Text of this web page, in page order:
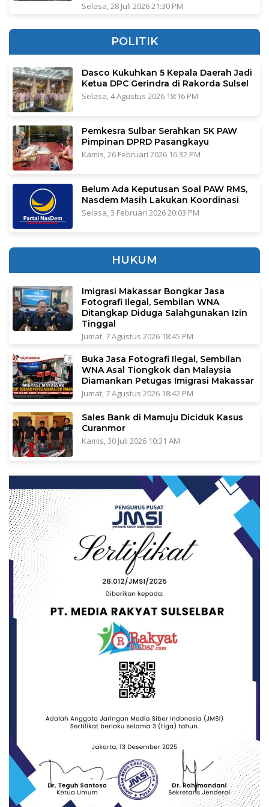
Selasa, 28 Juli 2026 21:30 PM
POLITIK
Dasco Kukuhkan 5 Kepala Daerah Jadi
Ketua DPC Gerindra di Rakorda Sulsel
Selasa, 4 Agustus 2026 18:16 PM
Pemkesra Sulbar Serahkan SK PAW
Pimpinan DPRD Pasangkayu
Kamis, 26 Februari 2026 16:32 PM
Belum Ada Keputusan Soal PAW RMS,
Nasdem Masih Lakukan Koordinasi
Selasa, 3 Februari 2026 20:03 PM
HUKUM
Imigrasi Makassar Bongkar Jasa
Fotografi Ilegal, Sembilan WNA
Ditangkap Diduga Salahgunakan Izin
Tinggal
Jumat, 7 Agustus 2026 18:45 PM
Buka Jasa Fotografi Ilegal, Sembilan
WNA Asal Tiongkok dan Malaysia
Diamankan Petugas Imigrasi Makassar
Jumat, 7 Agustus 2026 18:42 PM
Sales Bank di Mamuju Diciduk Kasus
Curanmor
Kamis, 30 Juli 2026 10:31 AM